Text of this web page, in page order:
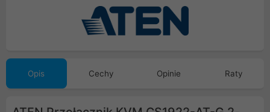
Opis Cechy Opinie Raty